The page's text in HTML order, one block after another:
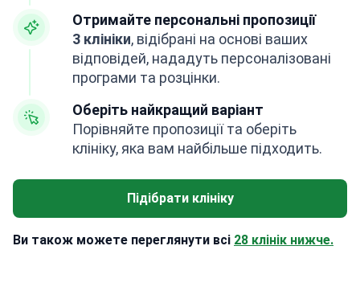
Отримайте персональні пропозиції
3 клініки, відібрані на основі ваших
відповідей, нададуть персоналізовані
програми та розцінки.
Оберіть найкращий варіант
Порівняйте пропозиції та оберіть
клініку, яка вам найбільше підходить.
Підібрати клініку
Ви також можете переглянути всі 28 клінік нижче.